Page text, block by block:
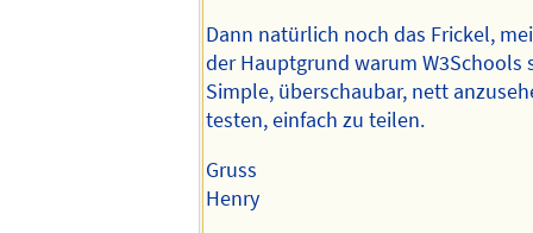
Dann natürlich noch das Frickel,
der Hauptgrund warum W3Schools
Simple, überschaubar, nett
testen, einfach zu teilen.
Gruss
Henry